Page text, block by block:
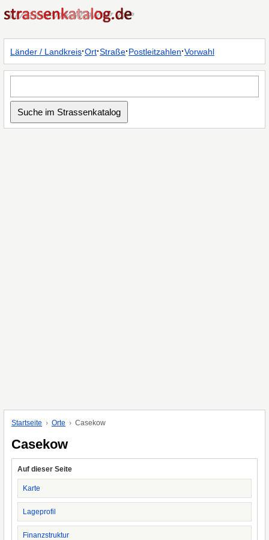
Länder / Landkreis·Ort·Straße·Postleitzahlen·Vorwahl
Startseite Orte Casekow
Casekow
Auf dieser Seite
Karte
Lageprofil
Finanzstruktur